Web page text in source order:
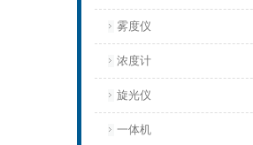
雾度仪
浓度计
旋光仪
一体机